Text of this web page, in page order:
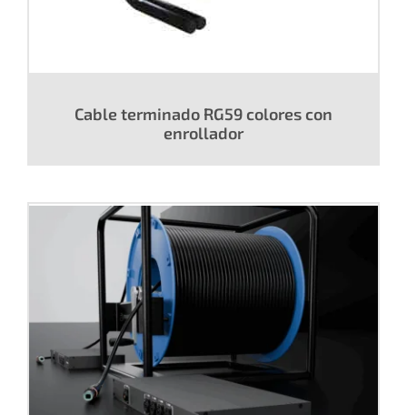
Cable terminado RG59 colores con
enrollador